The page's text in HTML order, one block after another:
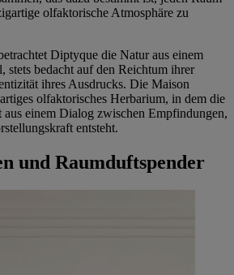
olfaktorische Atmosphäre zu
Diptyque die Natur aus einem
bedacht auf den Reichtum ihrer
ihres Ausdrucks. Die Maison
olfaktorisches Herbarium, in dem die
einem Dialog zwischen Empfindungen,
entsteht.
und Raumduftspender